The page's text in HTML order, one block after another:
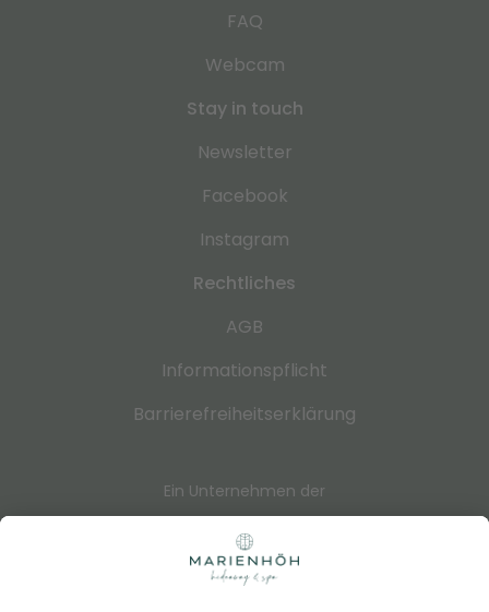
FAQ
Webcam
Stay in touch
Newsletter
Facebook
Instagram
Rechtliches
AGB
Informationspflicht
Barrierefreiheitserklärung
Ein Unternehmen der